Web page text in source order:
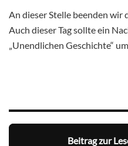
An dieser Stelle beenden
Auch dieser Tag sollte ein
„Unendlichen Geschichte“
Beitrag zur